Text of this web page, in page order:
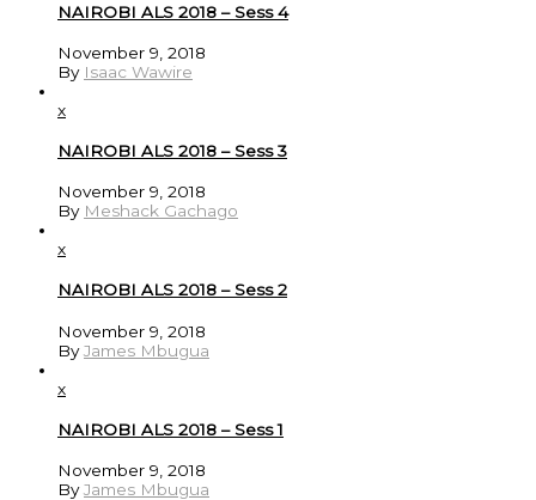
NAIROBI ALS 2018 – Sess 4
November 9, 2018
By Isaac Wawire
x
NAIROBI ALS 2018 – Sess 3
November 9, 2018
By Meshack Gachago
x
NAIROBI ALS 2018 – Sess 2
November 9, 2018
ByJames Mbugua
x
NAIROBI ALS 2018 – Sess 1
November 9, 2018
ByJames Mbugua